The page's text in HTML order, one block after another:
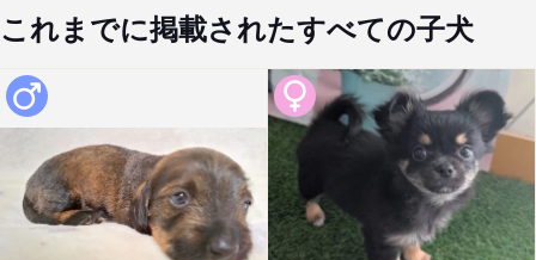
これまでに掲載されたすべての子犬